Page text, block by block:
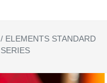
/ELEMENTS STANDARD
SERIES